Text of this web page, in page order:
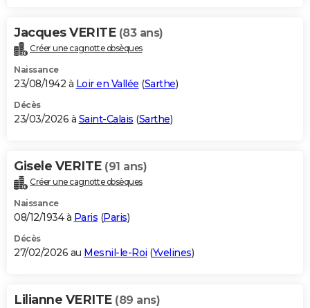
Jacques VERITE (83 ans)
Créer une cagnotte obsèques
Naissance
23/08/1942 à Loir en Vallée (Sarthe)
Décès
23/03/2026 à Saint-Calais (Sarthe)
Gisele VERITE (91 ans)
Créer une cagnotte obsèques
Naissance
08/12/1934 à Paris (Paris)
Décès
27/02/2026 au Mesnil-le-Roi (Yvelines)
Lilianne VERITE (89 ans)